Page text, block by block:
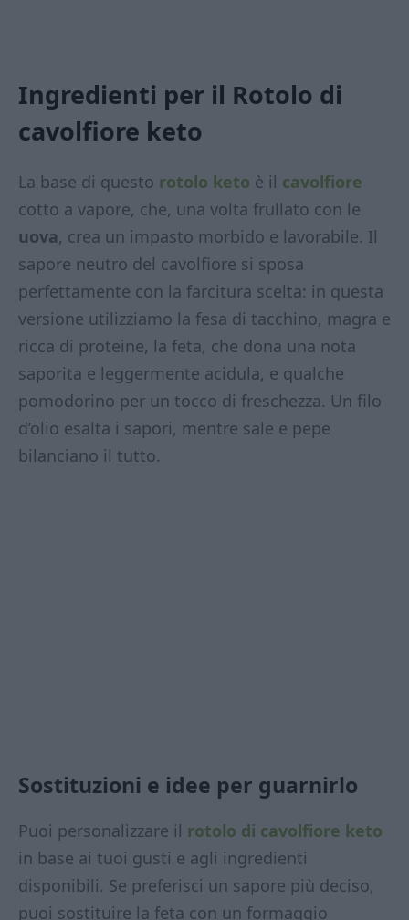
Ingredienti per il Rotolo di
cavolfiore keto
La base di questo rotolo keto è il cavolfiore
cotto a vapore, che, una volta frullato con le
uova, crea un impasto morbido e lavorabile. Il
sapore neutro del cavolfiore si sposa
perfettamente con la farcitura scelta: in questa
versione utilizziamo la fesa di tacchino, magra e
ricca di proteine, la feta, che dona una nota
saporita e leggermente acidula, e qualche
pomodorino per un tocco di freschezza. Un filo
d’olio esalta i sapori, mentre sale e pepe
bilanciano il tutto.
Sostituzioni e idee per guarnirlo
Puoi personalizzare il rotolo di cavolfiore keto
in base ai tuoi gusti e agli ingredienti
disponibili. Se preferisci un sapore più deciso,
puoi sostituire la feta con un formaggio